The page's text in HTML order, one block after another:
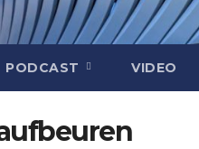
PODCAST VIDEO